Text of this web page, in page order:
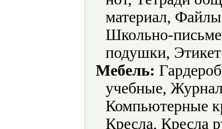
материал,
Школьно-
подушки,
Мебель:
учебные,
Компьютерные
Кресла, Кресла